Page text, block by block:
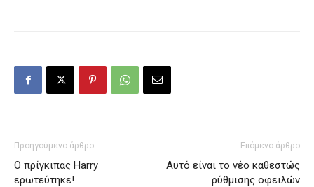
Προηγούμενο άρθρο
O πρίγκιπας Harry
ερωτεύτηκε!
Επόμενο άρθρο
Αυτό είναι το νέο καθεστώς
ρύθμισης οφειλών